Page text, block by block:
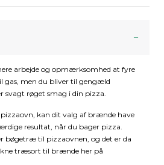
arbejde og opmærksomhed at fyre
gas, men du bliver til gengæld
svagt røget smag i din pizza.
kan dit valg af brænde have
resultat, når du bager pizza.
bøgetræ til pizzaovnen, og det er da
træsort til brænde her på